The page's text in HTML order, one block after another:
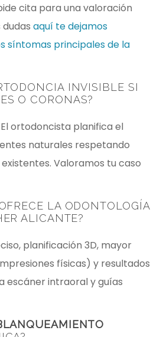
cita para una valoración
aquí te dejamos
síntomas principales de la
INVISIBLE SI
O CORONAS?
ortodoncista planifica el
naturales respetando
Valoramos tu caso
LA ODONTOLOGÍA
ALICANTE?
planificación 3D, mayor
físicas) y resultados
escáner intraoral y guías